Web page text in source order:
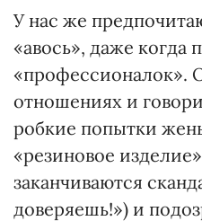
У нас же
«авось», даже когда
«профессионалок».
отношениях и
робкие попытки
«резиновое
заканчиваются
доверяешь!») и